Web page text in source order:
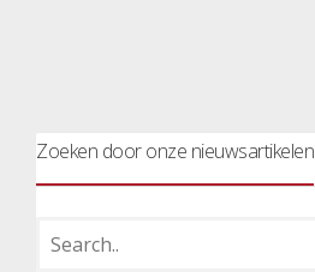
Zoeken door onze nieuwsartikelen